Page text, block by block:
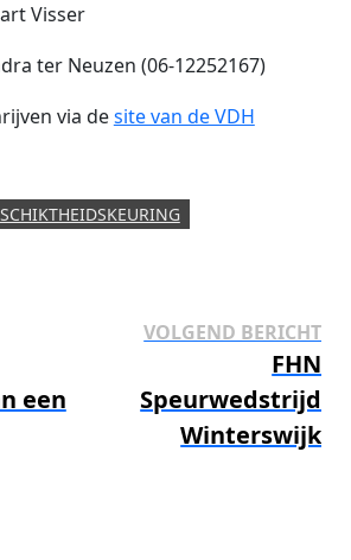
Visser
ter Neuzen (06-12252167)
via desite van de VDH
een
VOLGEND BERICHT
FHN
Speurwedstrijd
Winterswijk